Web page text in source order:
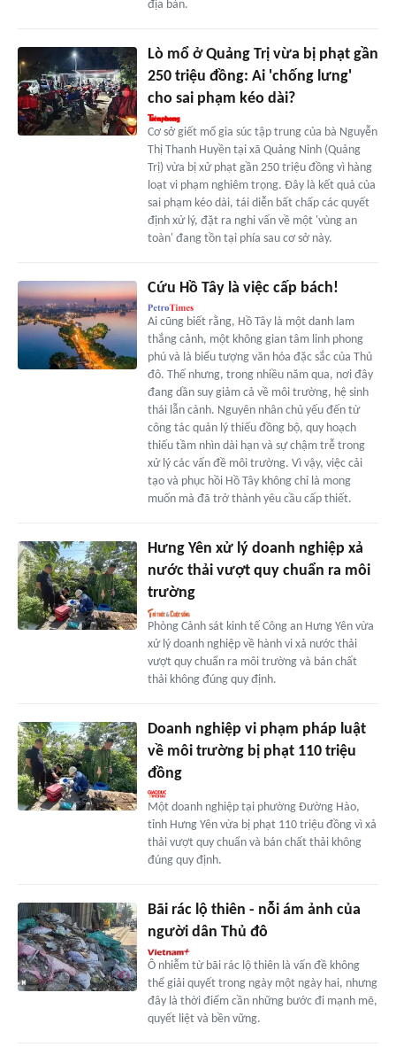
địa bàn.
Lò mổ ở Quảng Trị vừa bị phạt gần
250 triệu đồng: Ai 'chống lưng'
cho sai phạm kéo dài?
Cơ sở giết mổ gia súc tập trung của bà Nguyễn
Thị Thanh Huyền tại xã Quảng Ninh (Quảng
Trị) vừa bị xử phạt gần 250 triệu đồng vì hàng
loạt vi phạm nghiêm trọng. Đây là kết quả của
sai phạm kéo dài, tái diễn bất chấp các quyết
định xử lý, đặt ra nghi vấn về một 'vùng an
toàn' đang tồn tại phía sau cơ sở này.
Cứu Hồ Tây là việc cấp bách!
Ai cũng biết rằng, Hồ Tây là một danh lam
thắng cảnh, một không gian tâm linh phong
phú và là biểu tượng văn hóa đặc sắc của Thủ
đô. Thế nhưng, trong nhiều năm qua, nơi đây
đang dần suy giảm cả về môi trường, hệ sinh
thái lẫn cảnh. Nguyên nhân chủ yếu đến từ
công tác quản lý thiếu đồng bộ, quy hoạch
thiếu tầm nhìn dài hạn và sự chậm trễ trong
xử lý các vấn đề môi trường. Vì vậy, việc cải
tạo và phục hồi Hồ Tây không chỉ là mong
muốn mà đã trở thành yêu cầu cấp thiết.
Hưng Yên xử lý doanh nghiệp xả
nước thải vượt quy chuẩn ra môi
trường
Phòng Cảnh sát kinh tế Công an Hưng Yên vừa
xử lý doanh nghiệp về hành vi xả nước thải
vượt quy chuẩn ra môi trường và bán chất
thải không đúng quy định.
Doanh nghiệp vi phạm pháp luật
về môi trường bị phạt 110 triệu
đồng
Một doanh nghiệp tại phường Đường Hào,
tỉnh Hưng Yên vừa bị phạt 110 triệu đồng vì xả
thải vượt quy chuẩn và bán chất thải không
đúng quy định.
Bãi rác lộ thiên - nỗi ám ảnh của
người dân Thủ đô
Ô nhiễm từ bãi rác lộ thiên là vấn đề không
thể giải quyết trong ngày một ngày hai, nhưng
đây là thời điểm cần những bước đi mạnh mẽ,
quyết liệt và bền vững.